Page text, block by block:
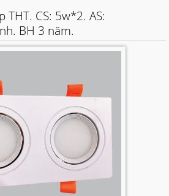
CS: 5w*2. AS:
BH 3 năm.